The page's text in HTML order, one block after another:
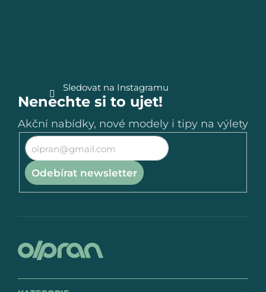
Sledovat na Instagramu
Nenechte si to ujet!
Akční nabídky, nové modely i tipy na výlety
Odebírat newsletter